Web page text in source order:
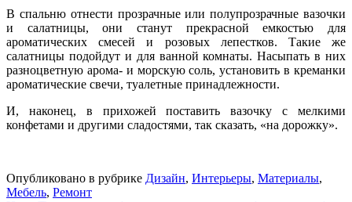
В спальню отнести прозрачные или полупрозрачные вазочки
и салатницы, они станут прекрасной емкостью для
ароматических смесей и розовых лепестков. Такие же
салатницы подойдут и для ванной комнаты. Насыпать в них
разноцветную арома- и морскую соль, установить в креманки
ароматические свечи, туалетные принадлежности.
И, наконец, в прихожей поставить вазочку с мелкими
конфетами и другими сладостями, так сказать, «на дорожку».
Опубликовано в рубрике Дизайн, Интерьеры, Материалы,
Мебель, Ремонт